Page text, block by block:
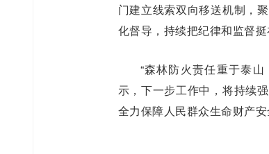
门建立线索双向移送机制，
化督导，持续把纪律和监督挺
“森林防火责任重于泰
示，下一步工作中，将持续
全力保障人民群众生命财产安